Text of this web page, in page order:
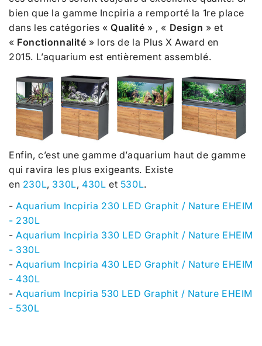
bien que la gamme Incpiria a remporté la 1re place
dans les catégories «Qualité » , « Design » et
« Fonctionnalité » lors de la Plus X Award en
2015. L’aquarium est entièrement assemblé.
Enfin, c’est une gamme d’aquarium haut de gamme
qui ravira les plus exigeants. Existe
en 230L, 330L, 430L et 530L.
-Aquarium Incpiria 230 LED Graphit / Nature EHEIM
- 230L
-Aquarium Incpiria 330 LED Graphit / Nature EHEIM
- 330L
-Aquarium Incpiria 430 LED Graphit / Nature EHEIM
- 430L
-Aquarium Incpiria 530 LED Graphit / Nature EHEIM
- 530L